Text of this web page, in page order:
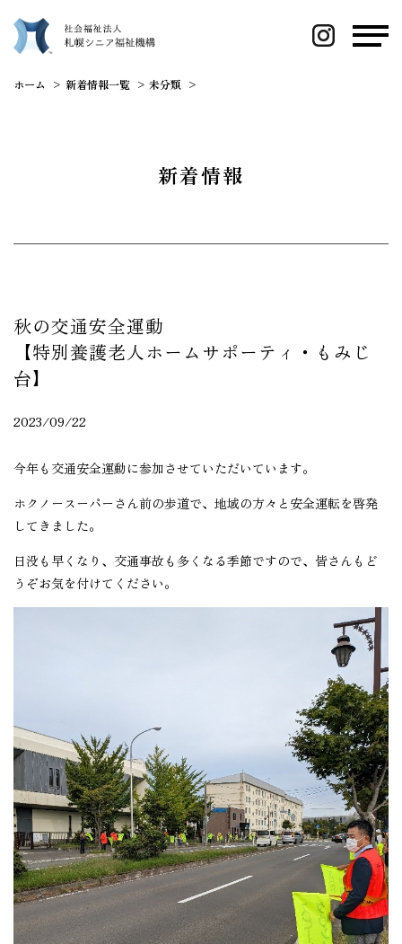
ホーム 新着情報一覧 未分類
新着情報
秋の交通安全運動
【特別養護老人ホームサポーティ・もみじ
台】
2023/09/22
今年も交通安全運動に参加させていただいています。
ホクノースーパーさん前の歩道で、地域の方々と安全運転を啓発
してきました。
日没も早くなり、交通事故も多くなる季節ですので、皆さんもど
うぞお気を付けてください。